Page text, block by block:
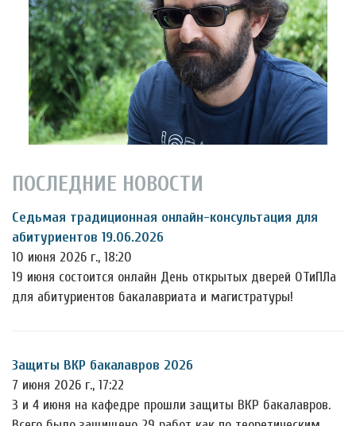
ПОСЛЕДНИЕ НОВОСТИ
Седьмая традиционная онлайн-консультация для
абитуриентов 19.06.2026
10 июня 2026 г., 18:20
19 июня состоится онлайн День открытых дверей ОТиПЛа
для абитуриентов бакалавриата и магистратуры!
Защиты ВКР бакалавров 2026
7 июня 2026 г., 17:22
3 и 4 июня на кафедре прошли защиты ВКР бакалавров.